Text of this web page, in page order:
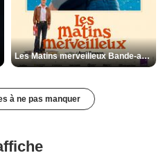
Les Matins merveilleux Bande-annonce VF
à ne pas manquer